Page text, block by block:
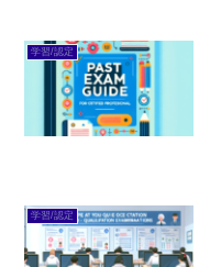
学習/認定
学習/認定